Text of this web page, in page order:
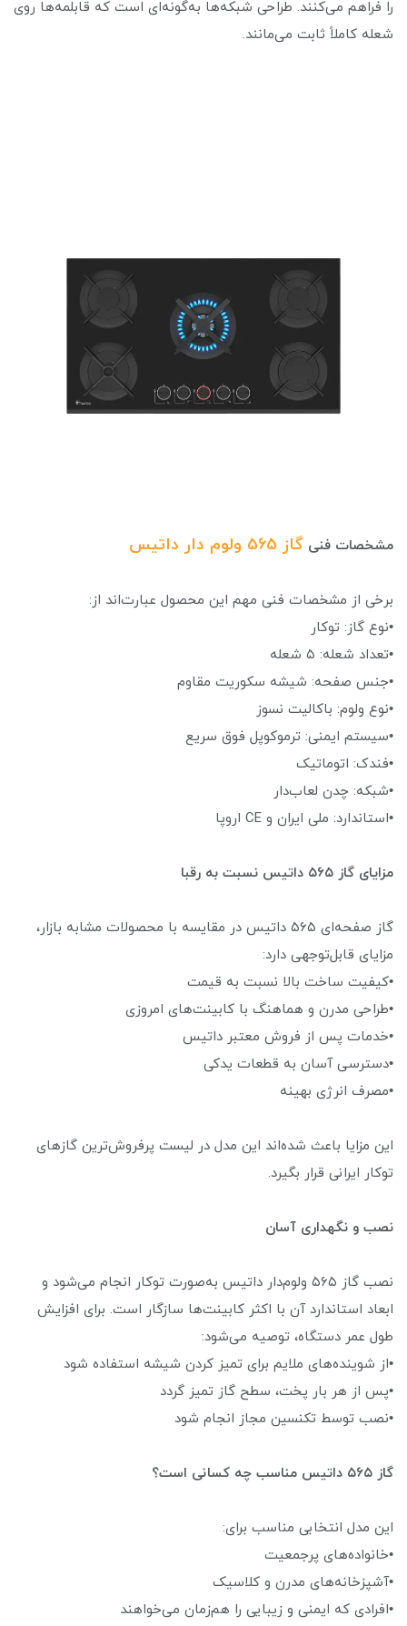
را فراهم می‌کنند. طراحی شبکه‌ها به‌گونه‌ای است که قابلمه‌ها روی
شعله کاملاً ثابت می‌مانند.
مشخصات فنی گاز 565 ولوم دار داتیس
برخی از مشخصات فنی مهم این محصول عبارت‌اند از:
•نوع گاز: توکار
•تعداد شعله: ۵ شعله
•جنس صفحه: شیشه سکوریت مقاوم
•نوع ولوم: باکالیت نسوز
•سیستم ایمنی: ترموکوپل فوق سریع
•فندک: اتوماتیک
•شبکه: چدن لعاب‌دار
•استاندارد: ملی ایران و CE اروپا
مزایای گاز ۵۶۵ داتیس نسبت به رقبا
گاز صفحه‌ای ۵۶۵ داتیس در مقایسه با محصولات مشابه بازار،
مزایای قابل‌توجهی دارد:
•کیفیت ساخت بالا نسبت به قیمت
•طراحی مدرن و هماهنگ با کابینت‌های امروزی
•خدمات پس از فروش معتبر داتیس
•دسترسی آسان به قطعات یدکی
•مصرف انرژی بهینه
این مزایا باعث شده‌اند این مدل در لیست پرفروش‌ترین گازهای
توکار ایرانی قرار بگیرد.
نصب و نگهداری آسان
نصب گاز ۵۶۵ ولوم‌دار داتیس به‌صورت توکار انجام می‌شود و
ابعاد استاندارد آن با اکثر کابینت‌ها سازگار است. برای افزایش
طول عمر دستگاه، توصیه می‌شود:
•از شوینده‌های ملایم برای تمیز کردن شیشه استفاده شود
•پس از هر بار پخت، سطح گاز تمیز گردد
•نصب توسط تکنسین مجاز انجام شود
گاز ۵۶۵ داتیس مناسب چه کسانی است؟
این مدل انتخابی مناسب برای:
•خانواده‌های پرجمعیت
•آشپزخانه‌های مدرن و کلاسیک
•افرادی که ایمنی و زیبایی را هم‌زمان می‌خواهند